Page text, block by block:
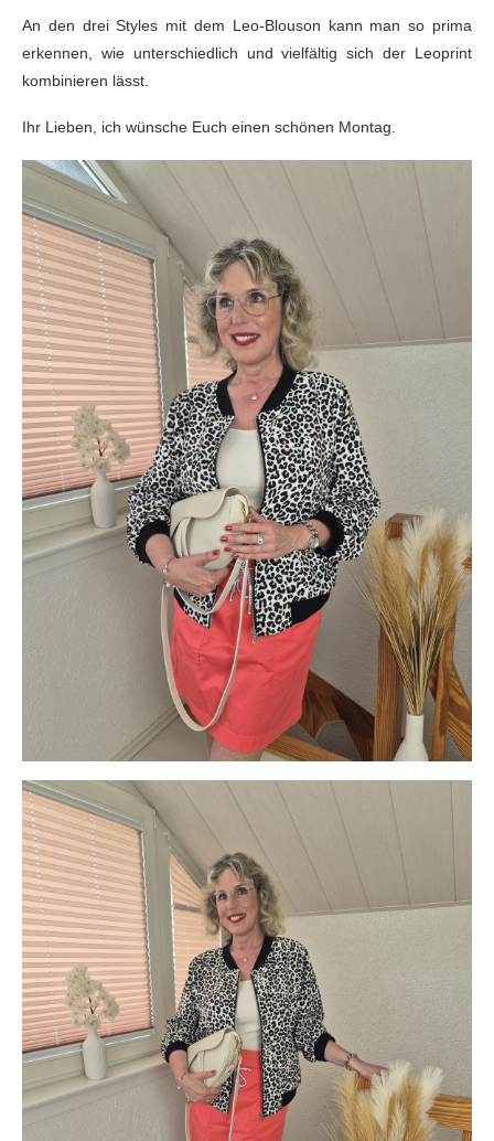
An den drei Styles mit dem Leo-Blouson kann man so prima
erkennen, wie unterschiedlich und vielfältig sich der Leoprint
kombinieren lässt.
Ihr Lieben, ich wünsche Euch einen schönen Montag.